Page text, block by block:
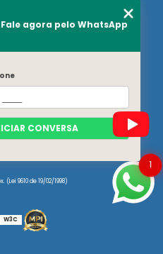
somos
do site
(Lei 9610 de 19/02/1998)
W3C
1
agora pelo WhatsApp
CONVERSA